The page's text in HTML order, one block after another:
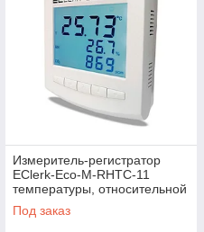
Измеритель-регистратор
EClerk-Eco-M-RHTC-11
температуры, относительной
влажности и уровня CO2 в
воздухе с
Под заказ